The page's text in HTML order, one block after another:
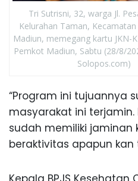
Tri Sutrisni, 32, warga Jl.
Kelurahan Taman,
Madiun, memegang kartu JKN-
Pemkot Madiun, Sabtu (28/8/
Solopos.com)
“Program ini tujuannya
masyarakat ini
sudah memiliki jaminan
beraktivitas apapun kan